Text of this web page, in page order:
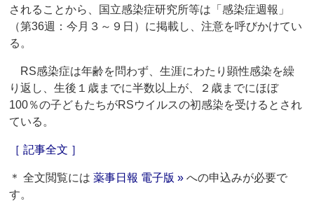
されることから、国立感染症研究所等は「感染症週報」
（第36週：今月３～９日）に掲載し、注意を呼びかけてい
る。
RS感染症は年齢を問わず、生涯にわたり顕性感染を繰
り返し、生後１歳までに半数以上が、２歳までにほぼ
100％の子どもたちがRSウイルスの初感染を受けるとされ
ている。
［ 記事全文 ］
＊ 全文閲覧には薬事日報 電子版 » への申込みが必要で
す。